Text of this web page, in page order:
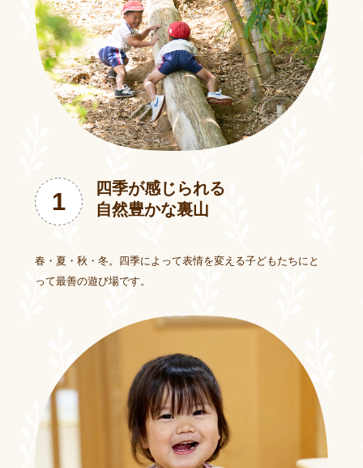
1
四季が感じられる
自然豊かな裏山
春・夏・秋・冬。四季によって表情を変える子どもたちにと
って最善の遊び場です。